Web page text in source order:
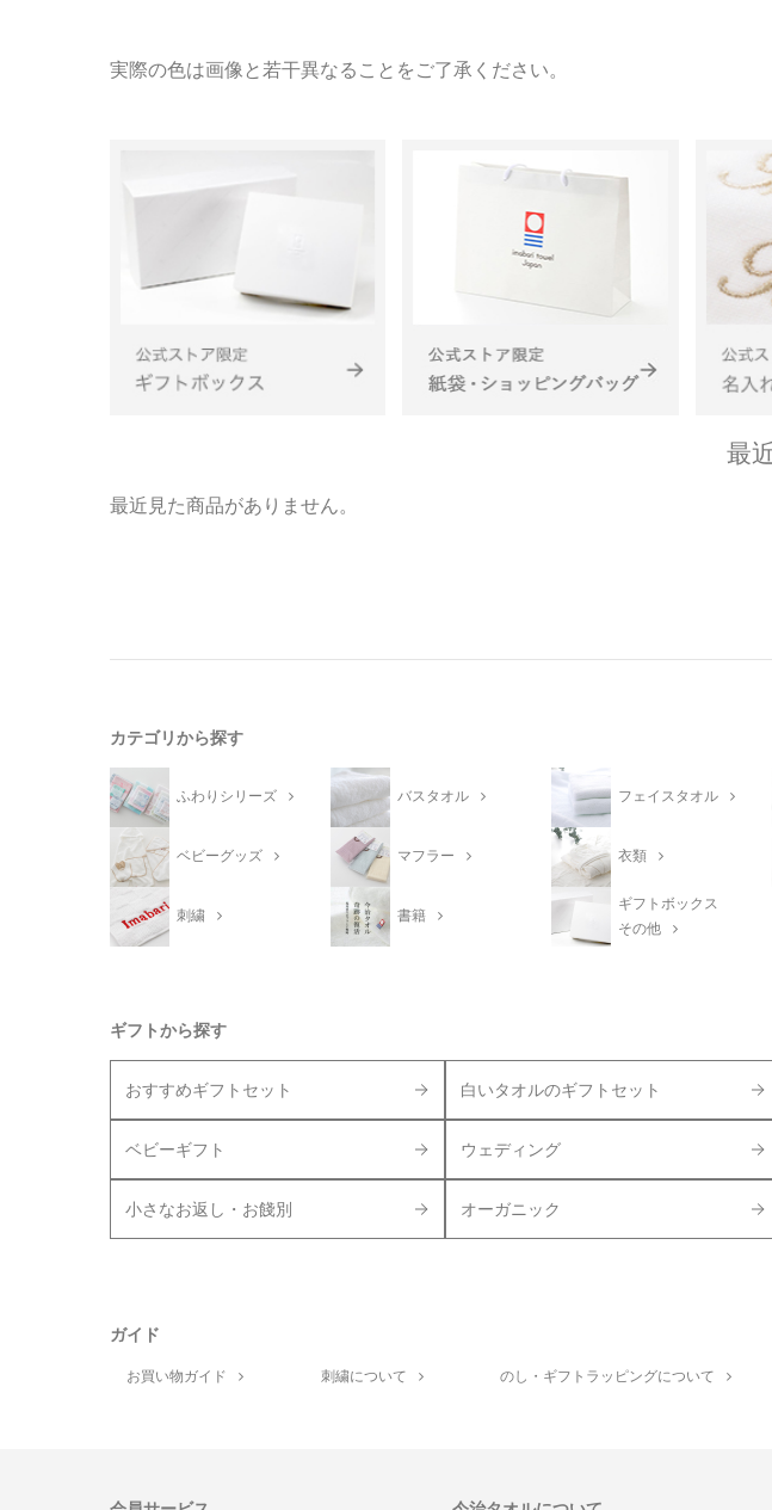
実際の色は画像と若干異なることをご了承ください。
最
最近見た商品がありません。
カテゴリから探す
ふわりシリーズ バスタオル フェイスタオル
ベビーグッズ マフラー 衣類
刺繍 書籍
ギフトボックス
その他
ギフトから探す
おすすめギフトセット 白いタオルのギフトセット
ベビーギフト ウェディング
小さなお返し・お餞別 オーガニック
ガイド
お買い物ガイド 刺繍について のし・ギフトラッピングについて